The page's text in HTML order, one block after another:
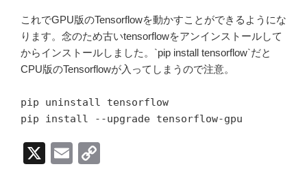
これでGPU版のTensorflowを動かすことができるようにな
ります。念のため古いtensorflowをアンインストールして
からインストールしました。`pip install tensorflow`だと
CPU版のTensorflowが入ってしまうので注意。
pip uninstall tensorflow
pip install --upgrade tensorflow-gpu
X
E